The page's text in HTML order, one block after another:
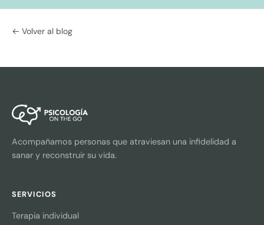
← Volver al blog
Acompañamos personas que atraviesan una infidelidad a
sanar y reconstruir su vida.
SERVICIOS
Terapia individual